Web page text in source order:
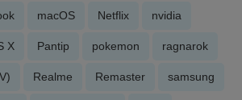
macOS Netflix nvidia
X Pantip pokemon ragnarok
Realme Remaster samsung